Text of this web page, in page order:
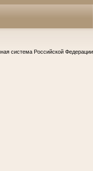
система Российской